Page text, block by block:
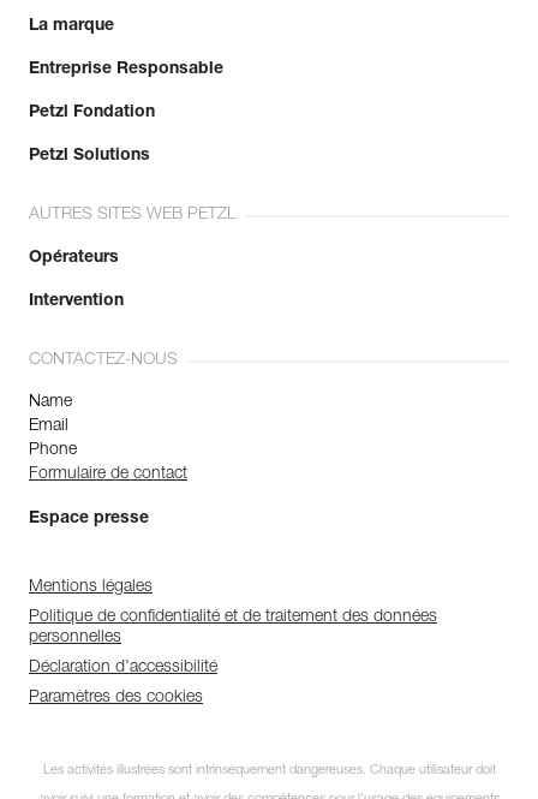
La marque
Entreprise Responsable
Petzl Fondation
Petzl Solutions
AUTRES SITES WEB PETZL
Opérateurs
Intervention
CONTACTEZ-NOUS
Name
Email
Phone
Formulaire de contact
Espace presse
Mentions légales
Politique de confidentialité et de traitement des données
personnelles
Déclaration d'accessibilité
Paramètres des cookies
Les activités illustrées sont intrinsèquement dangereuses. Chaque utilisateur doit